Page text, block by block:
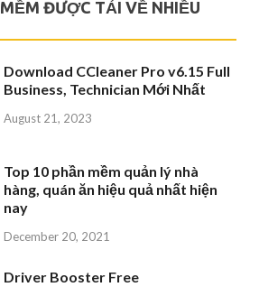
ĐƯỢC TẢI VỀ NHIỀU
Download CCleaner Pro v6.15 Full
Business, Technician Mới Nhất
August 21, 2023
Top 10 phần mềm quản lý nhà
hàng, quán ăn hiệu quả nhất hiện
nay
December 20, 2021
Driver Booster Free